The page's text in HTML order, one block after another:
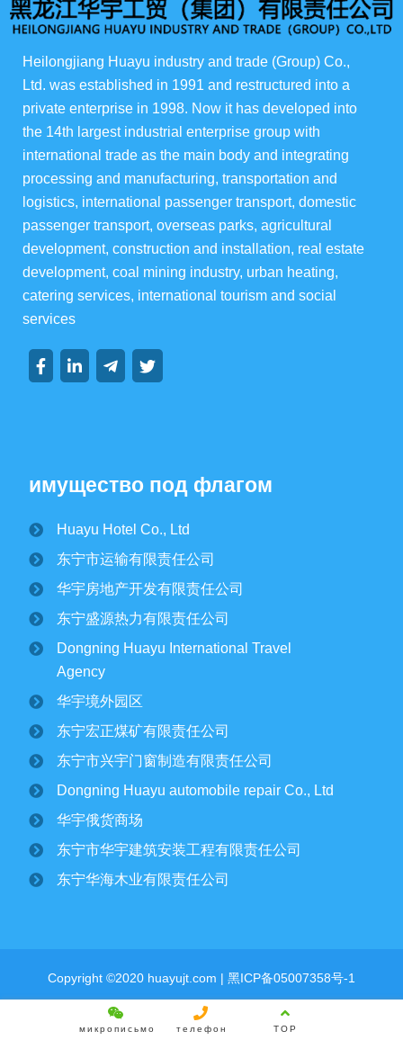
俄货商场
ферма "Ева"
华宇酒店宴会级
балкон
集团资讯
групповая динамика
纪文楠董事长赴境外园区视察大豆收割工作
1707
金秋时节，境外园区的2500公顷大豆、1500公顷玉米迎来
丰收季。10月15日，华宇集团董事长纪文楠赴境外园区视察农
￼
2025/07/12
2025/06/30
1908
事长亲临现场指导工作￼
Heilongjiang Huayu industry and trade (Group) Co.,
Ltd. was established in 1991 and restructured into a
private enterprise in 1998. Now it has developed into
the 14th largest industrial enterprise group with
international trade as the main body and integrating
processing and manufacturing, transportation and
logistics, international passenger transport, domestic
passenger transport, overseas parks, agricultural
development, construction and installation, real estate
development, coal mining industry, urban heating,
catering services, international tourism and social
services
имущество под флагом
Huayu Hotel Co., Ltd
东宁市运输有限责任公司
华宇房地产开发有限责任公司
东宁盛源热力有限责任公司
Dongning Huayu International Travel
Agency
华宇境外园区
东宁宏正煤矿有限责任公司
东宁市兴宇门窗制造有限责任公司
Dongning Huayu automobile repair Co., Ltd
华宇俄货商场
东宁市华宇建筑安装工程有限责任公司
东宁华海木业有限责任公司
Copyright ©2020 huayujt.com | 黑ICP备05007358号-1
микрописьмо телефон TOP